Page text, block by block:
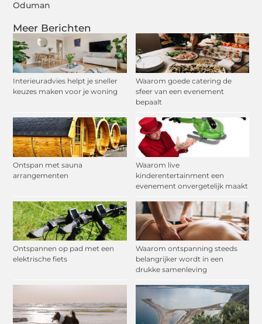
Meer Berichten
Interieuradvies helpt je sneller
keuzes maken voor je woning
Waarom goede catering de
sfeer van een evenement
bepaalt
Ontspan met sauna
arrangementen
Waarom live
kinderentertainment een
evenement onvergetelijk maakt
Ontspannen op pad met een
elektrische fiets
Waarom ontspanning steeds
belangrijker wordt in een
drukke samenleving
Oduman